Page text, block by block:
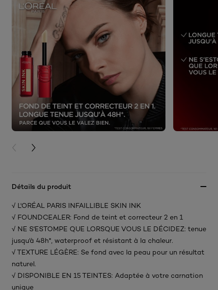
PREVIOUS CARD
NEXT CARD
Détails du produit
√ L'ORÉAL PARIS INFAILLIBLE SKIN INK
√ FOUNDCEALER: Fond de teint et correcteur 2 en 1
√ NE S'ESTOMPE QUE LORSQUE VOUS LE DÉCIDEZ: tenue
jusqu'à 48h*, waterproof et résistant à la chaleur.
√ TEXTURE LÉGÈRE: Se fond avec la peau pour un résultat
naturel.
√ DISPONIBLE EN 15 TEINTES: Adaptée à votre carnation
unique